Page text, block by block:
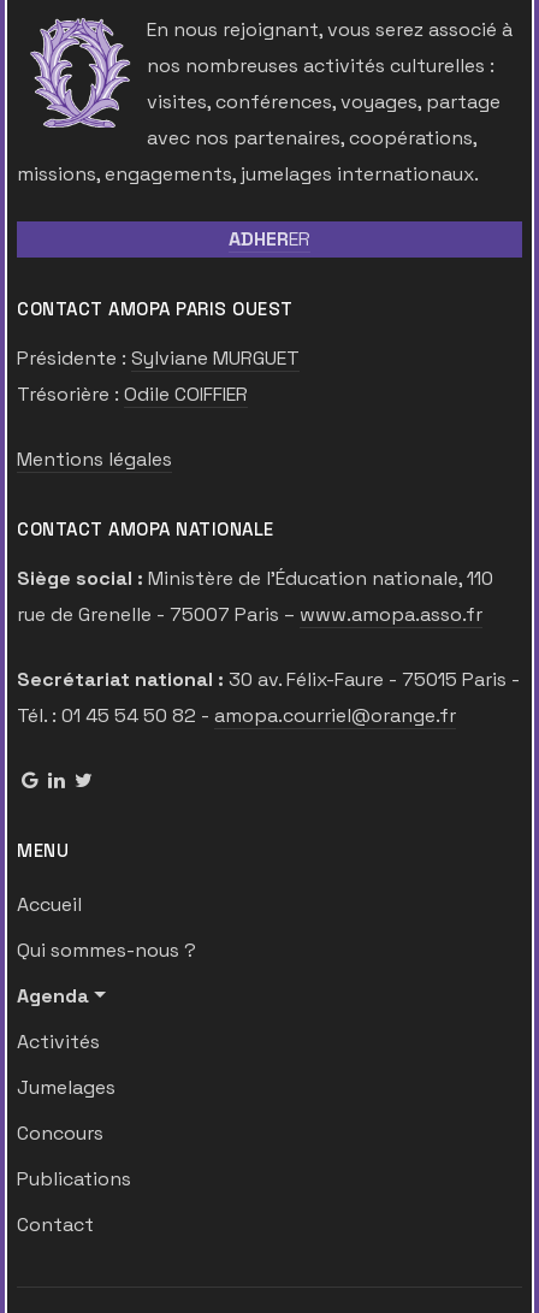
En nous rejoignant, vous serez associé à
nos nombreuses activités culturelles :
visites, conférences, voyages, partage
avec nos partenaires, coopérations,
missions, engagements, jumelages internationaux.
ADHERER
CONTACT AMOPA PARIS OUEST
Présidente : Sylviane MURGUET
Trésorière : Odile COIFFIER
Mentions légales
CONTACT AMOPA NATIONALE
Siège social : Ministère de l’Éducation nationale, 110
rue de Grenelle - 75007 Paris – www.amopa.asso.fr
Secrétariat national : 30 av. Félix-Faure - 75015 Paris -
Tél. : 01 45 54 50 82 - amopa.courriel@orange.fr
MENU
Accueil
Qui sommes-nous ?
Agenda
Activités
Jumelages
Concours
Publications
Contact